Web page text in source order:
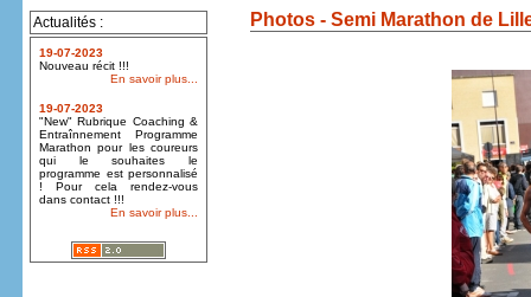
Actualités :
19-07-2023
Nouveau récit !!!
En savoir plus...
19-07-2023
"New" Rubrique Coaching &
Entraînnement Programme
Marathon pour les coureurs
qui le souhaites le
programme est personnalisé
! Pour cela rendez-vous
dans contact !!!
En savoir plus...
Photos - Semi Marathon de